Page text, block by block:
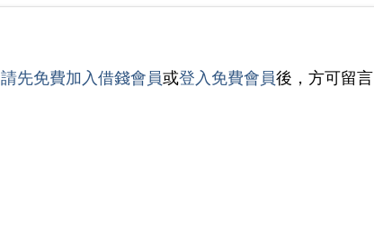
請先免費加入借錢會員或登入免費會員後，方可留言